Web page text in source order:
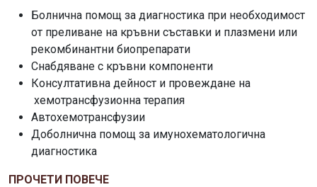
Болнична помощ за диагностика при необходимост
от преливане на кръвни съставки и плазмени или
рекомбинантни биопрепарати
Снабдяване с кръвни компоненти
Консултативна дейност и провеждане на
хемотрансфузионна терапия
Автохемотрансфузии
Доболнична помощ за имунохематологична
диагностика
ПРОЧЕТИ ПОВЕЧЕ